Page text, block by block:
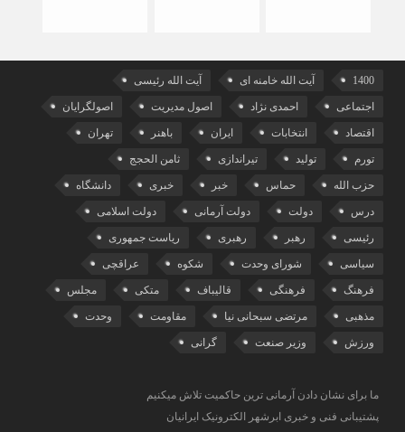
1400 آیت الله خامنه ای آیت الله رئیسی
اجتماعی احمدی نژاد اصول مدیریت اصولگرایان
اقتصاد انتخابات ایران باهنر تهران
تورم تولید تیراندازی ثامن الحجج
حزب الله حماس خبر خبری دانشگاه
درس دولت دولت آرمانی دولت اسلامی
رئیسی رهبر رهبری ریاست جمهوری
سیاسی شورای وحدت شکوه عراقچی
فرهنگ فرهنگی قالیباف متکی مجلس
مذهبی مرتضی سبحانی نیا مقاومت وحدت
ورزش وزیر صنعت گرانی
ما برای نشان دادن آرمانی ترین حاکمیت تلاش میکنیم
پشتیبانی فنی و خبری ابرشهر الکترونیک ایرانیان